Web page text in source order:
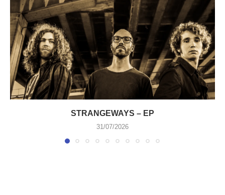
STRANGEWAYS – EP
31/07/2026